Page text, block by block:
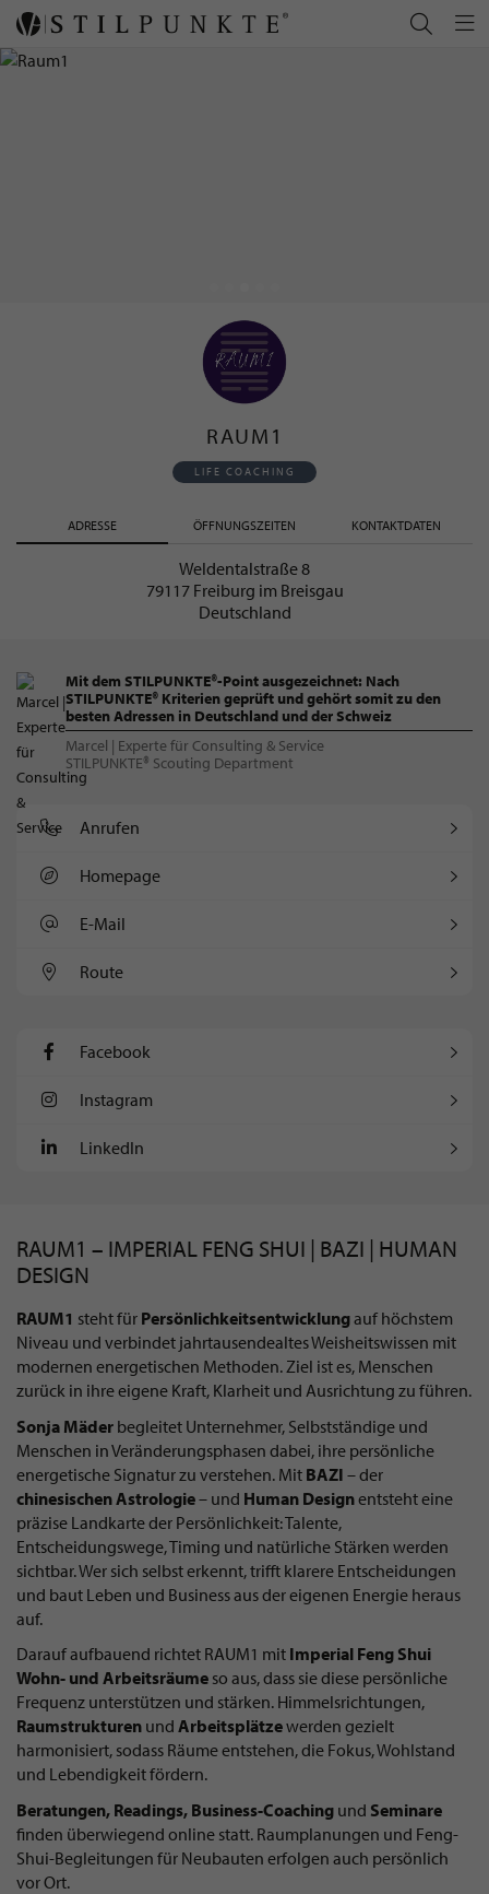
RAUM1
LIFE COACHING
ADRESSE ÖFFNUNGSZEITEN KONTAKTDATEN
Weldentalstraße 8
79117 Freiburg im Breisgau
Deutschland
Mit dem STILPUNKTE®-Point ausgezeichnet: Nach
STILPUNKTE® Kriterien geprüft und gehört somit zu den
besten Adressen in Deutschland und der Schweiz
Marcel | Experte für Consulting & Service
STILPUNKTE® Scouting Department
Anrufen
Homepage
E-Mail
Route
Facebook
Instagram
LinkedIn
RAUM1 – IMPERIAL FENG SHUI | BAZI | HUMAN
DESIGN
RAUM1 steht für Persönlichkeitsentwicklungauf höchstem
Niveau und verbindet jahrtausendealtes Weisheitswissen mit
modernen energetischen Methoden. Ziel ist es, Menschen
zurück in ihre eigene Kraft, Klarheit und Ausrichtung zu führen.
Sonja Mäder begleitet Unternehmer, Selbstständige und
Menschen in Veränderungsphasen dabei, ihre persönliche
energetische Signatur zu verstehen. Mit BAZI – der
chinesischen Astrologie– und Human Designentsteht eine
präzise Landkarte der Persönlichkeit: Talente,
Entscheidungswege, Timing und natürliche Stärken werden
sichtbar. Wer sich selbst erkennt, trifft klarere Entscheidungen
und baut Leben und Business aus der eigenen Energie heraus
auf.
Darauf aufbauend richtet RAUM1 mit Imperial Feng Shui
Wohn- und Arbeitsräume so aus, dass sie diese persönliche
Frequenz unterstützen und stärken. Himmelsrichtungen,
Raumstrukturen und Arbeitsplätzewerden gezielt
harmonisiert, sodass Räume entstehen, die Fokus, Wohlstand
und Lebendigkeit fördern.
Beratungen, Readings, Business-Coaching und Seminare
finden überwiegend online statt. Raumplanungen und Feng-
Shui-Begleitungen für Neubauten erfolgen auch persönlich
vor Ort.